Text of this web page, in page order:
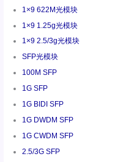
1×9 622M光模块
1×9 1.25g光模块
1×9 2.5/3g光模块
SFP光模块
100M SFP
1G SFP
1G BIDI SFP
1G DWDM SFP
1G CWDM SFP
2.5/3G SFP